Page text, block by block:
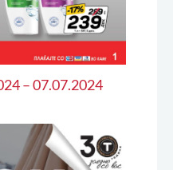
– 07.07.2024